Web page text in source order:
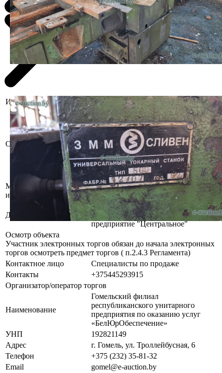
Информация о предмете торгов
Описание имущества
Инв. №421805. Б/у, 1982 г.в.
Комплектность и работоспособность
не установлена. При
инструментальном контроле,
диагностике, разборке возможно
выявление скрытых дефектов и
неисправностей. Демонтаж и вывоз
производит покупатель.
Местоположение
имущества
г. Гомель, Владимирова, 20
Должник
Коммунальное жилищное ремонтно-
эксплуатационное унитарное
предприятие "Центральное"
Осмотр объекта
Участник электронных торгов обязан до начала электронных
торгов осмотреть предмет торгов ( п.2.4.3 Регламента)
Контактное лицо
Специалисты по продаже
Контакты
+375445293915
Организатор/оператор торгов
Наименование
Гомельский филиал
республиканского унитарного
предприятия по оказанию услуг
«БелЮрОбеспечение»
УНП
192821149
Адрес
г. Гомель, ул. Троллейбусная, 6
Телефон
+375 (232) 35-81-32
Email
gomel@e-auction.by